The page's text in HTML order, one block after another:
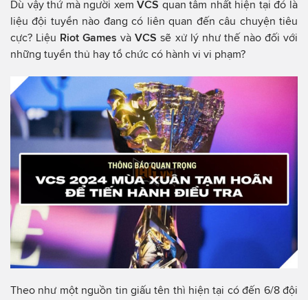
Dù vậy thứ mà người xemVCS quan tâm nhất hiện tại đó là
liệu đội tuyển nào đang có liên quan đến câu chuyện tiêu
cực? Liệu Riot Games vàVCSsẽ xử lý như thế nào đối với
những tuyển thủ hay tổ chức có hành vi vi phạm?
Theo như một nguồn tin giấu tên thì hiện tại có đến 6/8 đội